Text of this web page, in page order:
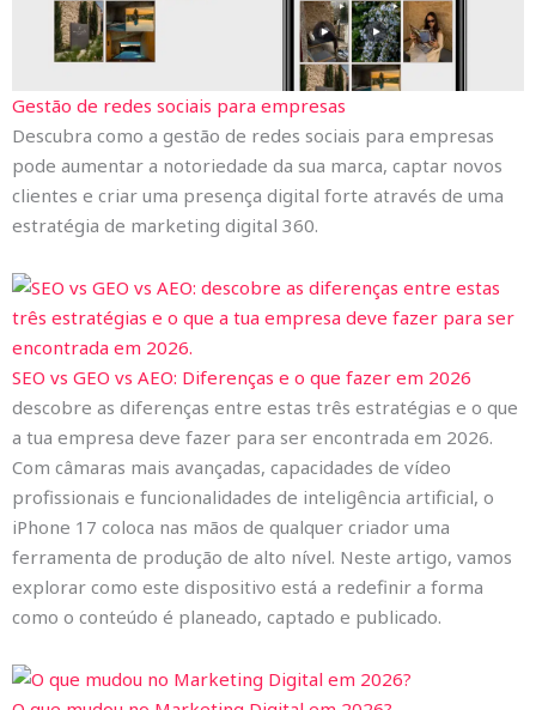
Gestão de redes sociais para empresas
Descubra como a gestão de redes sociais para empresas
pode aumentar a notoriedade da sua marca, captar novos
clientes e criar uma presença digital forte através de uma
estratégia de marketing digital 360.
SEO vs GEO vs AEO: Diferenças e o que fazer em 2026
descobre as diferenças entre estas três estratégias e o que
a tua empresa deve fazer para ser encontrada em 2026.
Com câmaras mais avançadas, capacidades de vídeo
profissionais e funcionalidades de inteligência artificial, o
iPhone 17 coloca nas mãos de qualquer criador uma
ferramenta de produção de alto nível. Neste artigo, vamos
explorar como este dispositivo está a redefinir a forma
como o conteúdo é planeado, captado e publicado.